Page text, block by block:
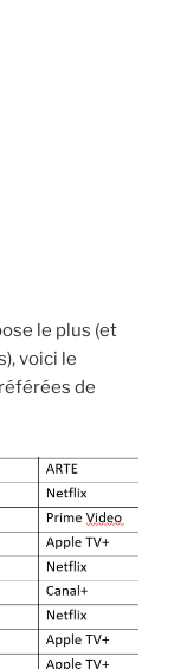
le plus (et
voici le
de